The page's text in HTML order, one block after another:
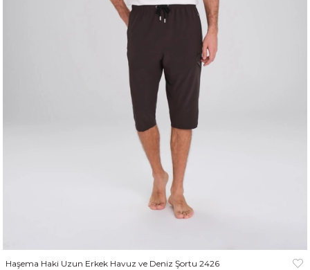
Haşema Haki Uzun Erkek Havuz ve Deniz Şortu 2426